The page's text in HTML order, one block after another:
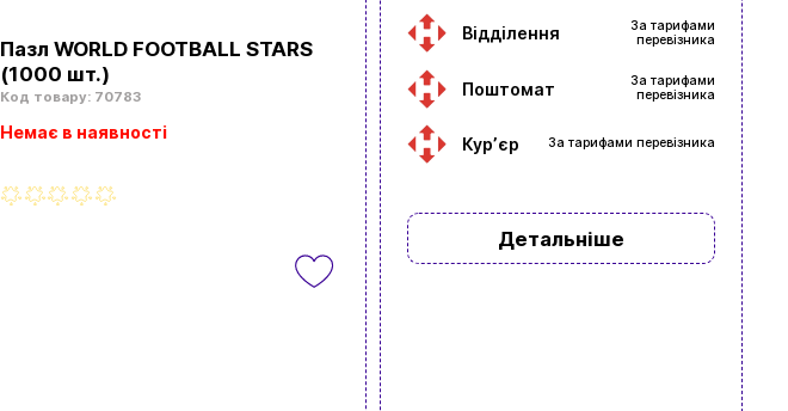
Пазл WORLD FOOTBALL STARS
(1000 шт.)
Код товару: 70783
Немає в наявності
Відділення
За тарифами
перевізника
Поштомат
За тарифами
перевізника
Курʼєр За тарифами перевізника
Детальніше